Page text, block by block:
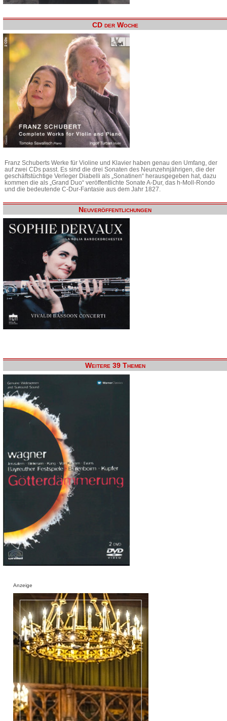
CD der Woche
Franz Schuberts Werke für Violine und Klavier haben genau den Umfang, der
auf zwei CDs passt. Es sind die drei Sonaten des Neunzehnjährigen, die der
geschäftstüchtige Verleger Diabelli als „Sonatinen“ herausgegeben hat, dazu
kommen die als „Grand Duo“ veröffentlichte Sonate A-Dur, das h-Moll-Rondo
und die bedeutende C-Dur-Fantasie aus dem Jahr 1827.
Neuveröffentlichungen
Weitere 39 Themen
Anzeige